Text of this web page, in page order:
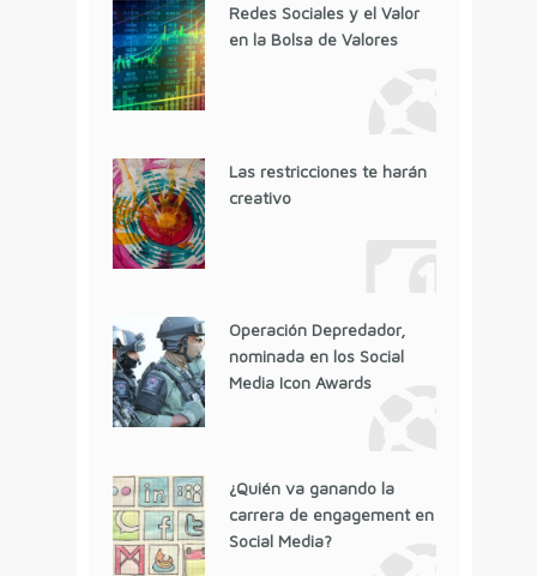
Redes Sociales y el Valor
en la Bolsa de Valores
Las restricciones te harán
creativo
Operación Depredador,
nominada en los Social
Media Icon Awards
¿Quién va ganando la
carrera de engagement en
Social Media?